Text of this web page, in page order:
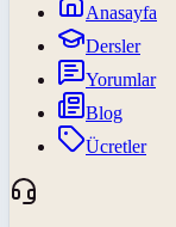
Anasayfa
Dersler
Yorumlar
Blog
Ücretler